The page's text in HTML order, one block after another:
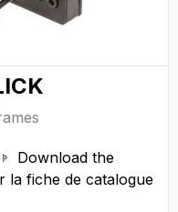

Download the
la fiche de catalogue